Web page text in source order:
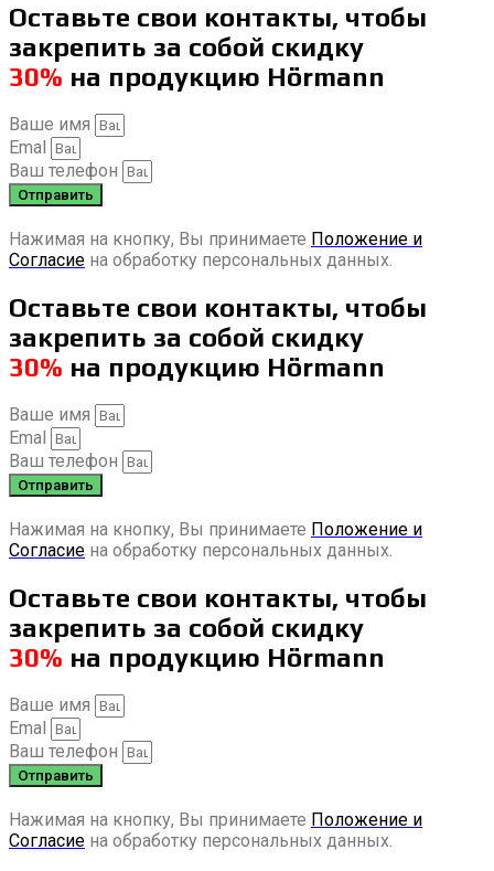
Оставьте свои контакты, чтобы
закрепить за собой скидку
30% на продукцию Hörmann
Ваше имя
Emal
Ваш телефон
Отправить
Нажимая на кнопку, Вы принимаете Положение и
Согласие на обработку персональных данных.
Оставьте свои контакты, чтобы
закрепить за собой скидку
30% на продукцию Hörmann
Ваше имя
Emal
Ваш телефон
Отправить
Нажимая на кнопку, Вы принимаете Положение и
Согласие на обработку персональных данных.
Оставьте свои контакты, чтобы
закрепить за собой скидку
30% на продукцию Hörmann
Ваше имя
Emal
Ваш телефон
Отправить
Нажимая на кнопку, Вы принимаете Положение и
Согласие на обработку персональных данных.